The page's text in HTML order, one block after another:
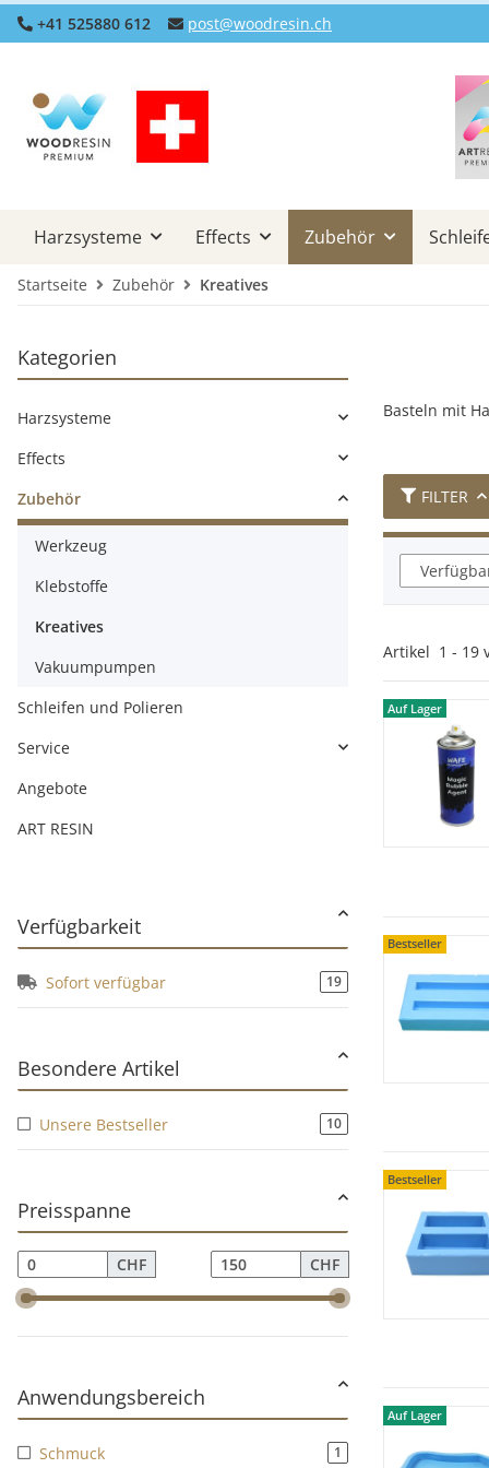
+41 525880 612 post@woodresin.ch
Harzsysteme Effects Zubehör
Startseite Zubehör Kreatives
Basteln mit
FILTER
Artikel 1 - 19
Auf Lager
Auf Lager
Bestseller
Bestseller
Bestseller
Bestseller
Auf Lager
Auf Lager
Kategorien
Harzsysteme
Effects
Zubehör
Werkzeug
Klebstoffe
Kreatives
Vakuumpumpen
Schleifen und Polieren
Service
Angebote
ART RESIN
Verfügbarkeit
Sofort verfügbar 19
Unsere Bestseller 10
Preisspanne
CHF CHF
Anwendungsbereich
Schmuck 1